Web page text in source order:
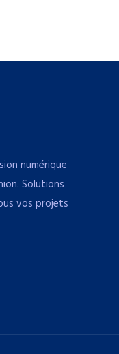
numérique
Solutions
vos projets